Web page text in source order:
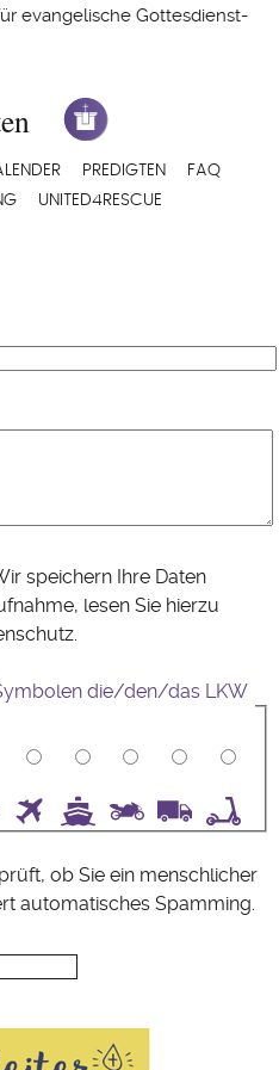
evangelische Gottesdienst-
PREDIGTEN
FAQ
UNITED4RESCUE
speichern Ihre Daten
lesen Sie hierzu
.
die/den/das LKW
ob Sie ein menschlicher
automatisches Spamming.